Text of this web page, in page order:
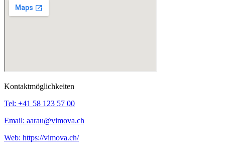
Kontaktmöglichkeiten
Tel: +41 58 123 57 00
Email: aarau@vimova.ch
Web: https://vimova.ch/